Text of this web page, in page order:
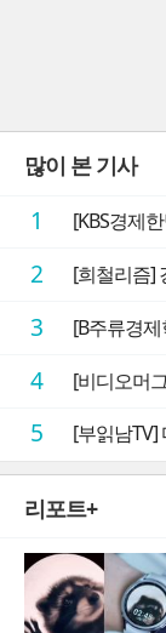
많이 본 기사
1 [KBS경제한방] "이
2 [희철리즘] 강남
3 [B주류경제
4 [비디오머그
5 [부읽남TV]
리포트+